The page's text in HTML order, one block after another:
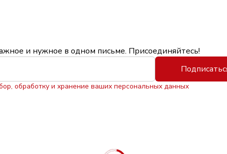
и нужное в одном письме. Присоединяйтесь!
обработку и хранение ваших персональных данных